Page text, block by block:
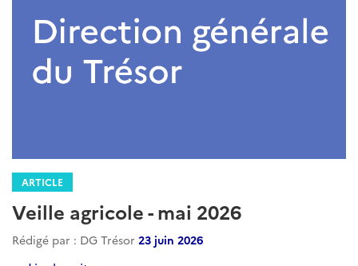
ARTICLE
Veille agricole - mai 2026
Rédigé par : DG Trésor 23 juin 2026